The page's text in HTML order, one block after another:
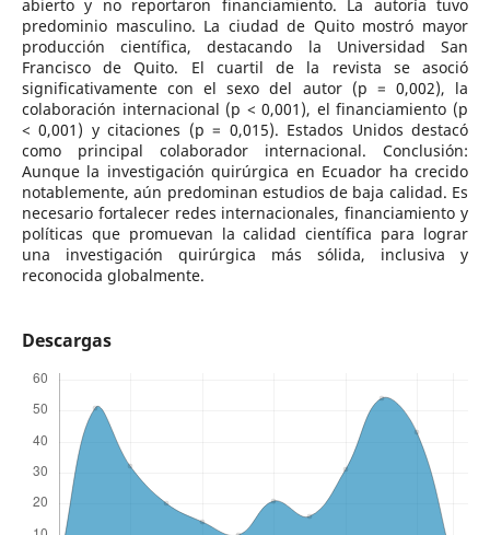
abierto y no reportaron financiamiento. La autoría tuvo
predominio masculino. La ciudad de Quito mostró mayor
producción científica, destacando la Universidad San
Francisco de Quito. El cuartil de la revista se asoció
significativamente con el sexo del autor (p = 0,002), la
colaboración internacional (p < 0,001), el financiamiento (p
< 0,001) y citaciones (p = 0,015). Estados Unidos destacó
como principal colaborador internacional. Conclusión:
Aunque la investigación quirúrgica en Ecuador ha crecido
notablemente, aún predominan estudios de baja calidad. Es
necesario fortalecer redes internacionales, financiamiento y
políticas que promuevan la calidad científica para lograr
una investigación quirúrgica más sólida, inclusiva y
reconocida globalmente.
Descargas